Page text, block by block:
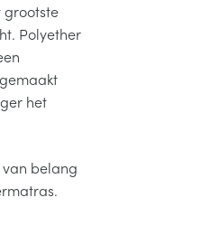
grootste
Polyether
het
belang